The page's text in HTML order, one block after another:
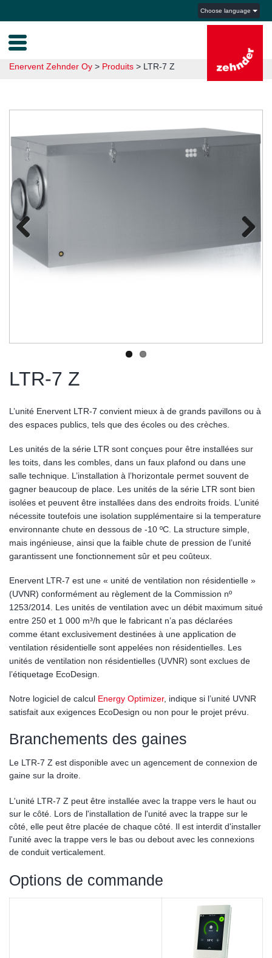
Choose language
Enervent Zehnder Oy > Produits > LTR-7 Z
LTR-7 Z
L’unité Enervent LTR-7 convient mieux à de grands pavillons ou à
des espaces publics, tels que des écoles ou des crèches.
Les unités de la série LTR sont conçues pour être installées sur
les toits, dans les combles, dans un faux plafond ou dans une
salle technique. L’installation à l’horizontale permet souvent de
gagner beaucoup de place. Les unités de la série LTR sont bien
isolées et peuvent être installées dans des endroits froids. L’unité
nécessite toutefois une isolation supplémentaire si la temperature
environnante chute en dessous de -10 ºC. La structure simple,
mais ingénieuse, ainsi que la faible chute de pression de l’unité
garantissent une fonctionnement sûr et peu coûteux.
Enervent LTR-7 est une « unité de ventilation non résidentielle »
(UVNR) conformément au règlement de la Commission nº
1253/2014. Les unités de ventilation avec un débit maximum situé
entre 250 et 1 000 m³/h que le fabricant n’a pas déclarées
comme étant exclusivement destinées à une application de
ventilation résidentielle sont appelées non résidentielles. Les
unités de ventilation non résidentielles (UVNR) sont exclues de
l’étiquetage EcoDesign.
Notre logiciel de calcul Energy Optimizer, indique si l’unité UVNR
satisfait aux exigences EcoDesign ou non pour le projet prévu.
Branchements des gaines
Le LTR-7 Z est disponible avec un agencement de connexion de
gaine sur la droite.
L'unité LTR-7 Z peut être installée avec la trappe vers le haut ou
sur le côté. Lors de l'installation de l'unité avec la trappe sur le
côté, elle peut être placée de chaque côté. Il est interdit d'installer
l'unité avec la trappe vers le bas ou debout avec les connexions
de conduit verticalement.
Options de commande